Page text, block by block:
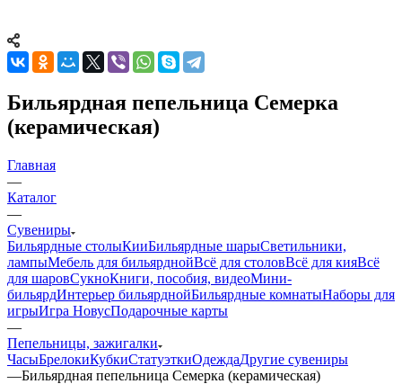
Бильярдная пепельница Семерка
(керамическая)
Главная
—
Каталог
—
Сувениры
Бильярдные столыКииБильярдные шарыСветильники,
лампыМебель для бильярднойВсё для столовВсё для кияВсё
для шаровСукноКниги, пособия, видеоМини-
бильярдИнтерьер бильярднойБильярдные комнатыНаборы для
игрыИгра НовусПодарочные карты
—
Пепельницы, зажигалки
ЧасыБрелокиКубкиСтатуэткиОдеждаДругие сувениры
—Бильярдная пепельница Семерка (керамическая)